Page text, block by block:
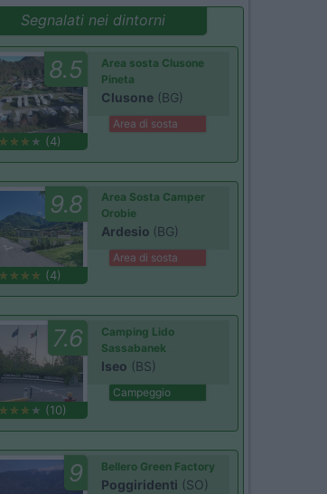
Segnalati nei dintorni
8.5
(4)
Area sosta Clusone
Pineta
Clusone (BG)
Area di sosta
9.8
(4)
Area Sosta Camper
Orobie
Ardesio (BG)
Area di sosta
7.6
(10)
Camping Lido
Sassabanek
Iseo (BS)
Campeggio
9 Bellero Green Factory
Poggiridenti (SO)